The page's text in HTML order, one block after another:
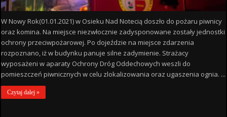
W Nowy Rok(01.01.2021) w Osieku Nad Notecią doszło do pożaru piwnicy
oraz komina. Na miejsce niezwłocznie zadysponowane zostały jednostki
ochrony przeciwpożarowej. Po dojeździe na miejsce zdarzenia
rozpoznano, iż w budynku panuje silne zadymienie. Strażacy
wyposażeni w aparaty Ochrony Dróg Oddechowych weszli do
pomieszczeń piwnicznych w celu zlokalizowania oraz ugaszenia ognia. ...
Czytaj dalej »